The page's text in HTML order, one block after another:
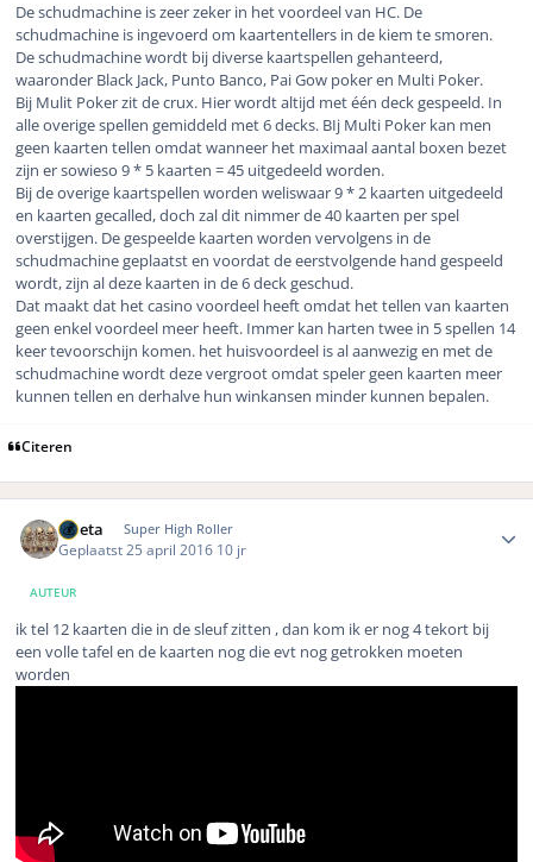
De schudmachine is zeer zeker in het voordeel van HC. De
schudmachine is ingevoerd om kaartentellers in de kiem te smoren.
De schudmachine wordt bij diverse kaartspellen gehanteerd,
waaronder Black Jack, Punto Banco, Pai Gow poker en Multi Poker.
Bij Mulit Poker zit de crux. Hier wordt altijd met één deck gespeeld. In
alle overige spellen gemiddeld met 6 decks. BIj Multi Poker kan men
geen kaarten tellen omdat wanneer het maximaal aantal boxen bezet
zijn er sowieso 9 * 5 kaarten = 45 uitgedeeld worden.
Bij de overige kaartspellen worden weliswaar 9 * 2 kaarten uitgedeeld
en kaarten gecalled, doch zal dit nimmer de 40 kaarten per spel
overstijgen. De gespeelde kaarten worden vervolgens in de
schudmachine geplaatst en voordat de eerstvolgende hand gespeeld
wordt, zijn al deze kaarten in de 6 deck geschud.
Dat maakt dat het casino voordeel heeft omdat het tellen van kaarten
geen enkel voordeel meer heeft. Immer kan harten twee in 5 spellen 14
keer tevoorschijn komen. het huisvoordeel is al aanwezig en met de
schudmachine wordt deze vergroot omdat speler geen kaarten meer
kunnen tellen en derhalve hun winkansen minder kunnen bepalen.
Citeren
ruleta Super High Roller
Geplaatst 25 april 2016 10 jr
AUTEUR
ik tel 12 kaarten die in de sleuf zitten , dan kom ik er nog 4 tekort bij
een volle tafel en de kaarten nog die evt nog getrokken moeten
worden